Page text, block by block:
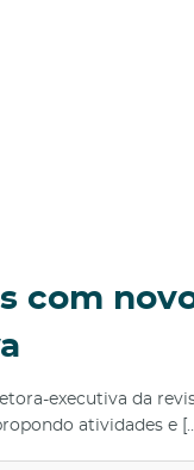
com
executiva da
atividades e